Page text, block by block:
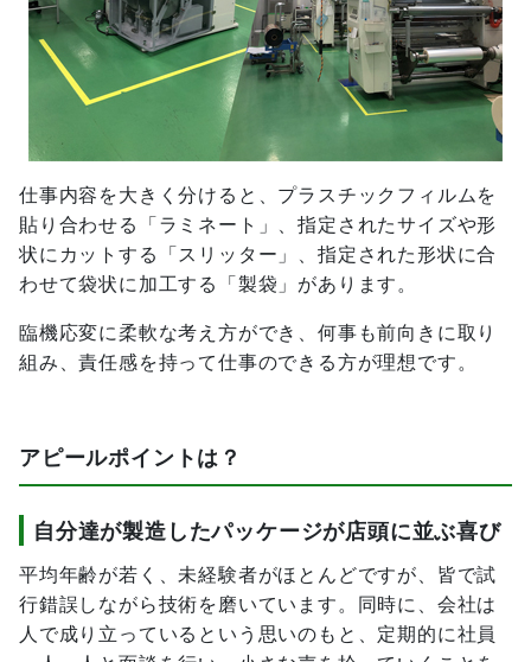
仕事内容を大きく分けると、プラスチックフィルムを
貼り合わせる「ラミネート」、指定されたサイズや形
状にカットする「スリッター」、指定された形状に合
わせて袋状に加工する「製袋」があります。
臨機応変に柔軟な考え方ができ、何事も前向きに取り
組み、責任感を持って仕事のできる方が理想です。
アピールポイントは？
自分達が製造したパッケージが店頭に並ぶ喜び
平均年齢が若く、未経験者がほとんどですが、皆で試
行錯誤しながら技術を磨いています。同時に、会社は
人で成り立っているという思いのもと、定期的に社員